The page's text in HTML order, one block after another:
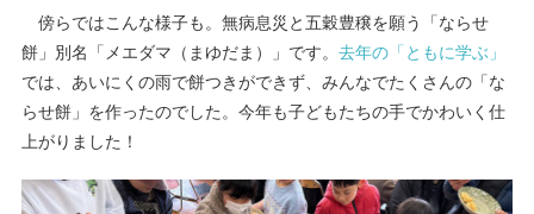
傍らではこんな様子も。無病息災と五穀豊穣を願う「ならせ
餅」別名「メエダマ（まゆだま）」です。去年の「ともに学ぶ」
では、あいにくの雨で餅つきができず、みんなでたくさんの「な
らせ餅」を作ったのでした。今年も子どもたちの手でかわいく仕
上がりました！